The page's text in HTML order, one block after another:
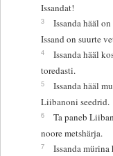
Issandat!
3
Issanda hääl
Issand on suurte
4
Issanda hääl
toredasti.
5
Issanda hääl
Liibanoni seedrid.
6
Ta paneb
noore metshärja.
7 Issanda